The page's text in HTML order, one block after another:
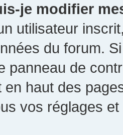
je modifier
utilisateur
du forum.
panneau de
en haut des
vos réglages